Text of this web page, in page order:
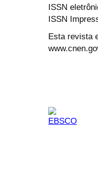
ISSN
ISSN
Esta revista